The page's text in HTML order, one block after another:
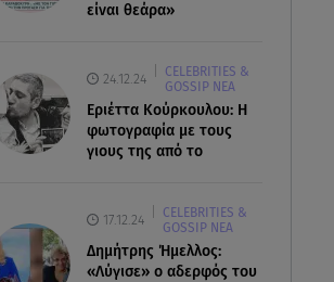
είναι θεάρα»
24.12.24
CELEBRITIES &
GOSSIP ΝΕΑ
Εριέττα Κούρκουλου: Η
φωτογραφία με τους
γιους της από το
17.12.24
CELEBRITIES &
GOSSIP ΝΕΑ
Δημήτρης Ήμελλος:
«Λύγισε» ο αδερφός του